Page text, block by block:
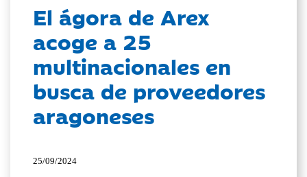
El ágora de Arex
acoge a 25
multinacionales en
busca de proveedores
aragoneses
25/09/2024